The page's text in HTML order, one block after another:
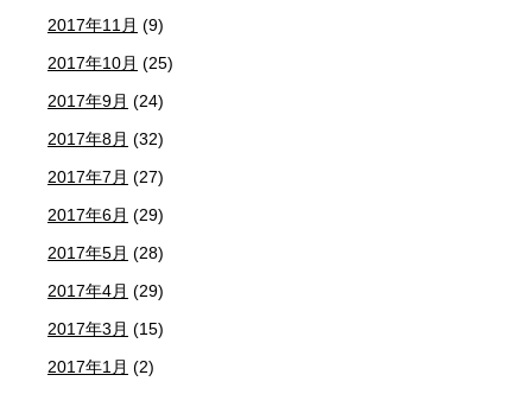
2017年11月 (9)
2017年10月 (25)
2017年9月 (24)
2017年8月 (32)
2017年7月 (27)
2017年6月 (29)
2017年5月 (28)
2017年4月 (29)
2017年3月 (15)
2017年1月 (2)